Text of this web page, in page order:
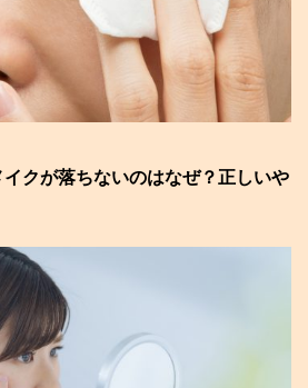
クが落ちないのはなぜ？正しいや